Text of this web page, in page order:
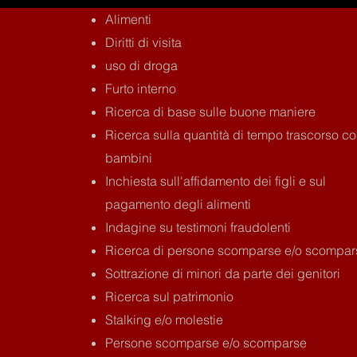
Alimenti
Diritti di visita
uso di droga
Furto interno
Ricerca di base sulle buone maniere
Ricerca sulla quantità di tempo trascorso
bambini
Inchiesta sull'affidamento dei figli e sul
pagamento degli alimenti
Indagine su testimoni fraudolenti
Ricerca di persone scomparse e/o
Sottrazione di minori da parte dei genitori
Ricerca sul patrimonio
Stalking e/o molestie
Persone scomparse e/o scomparse